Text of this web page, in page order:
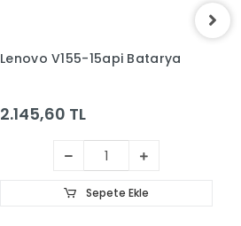
Lenovo V155-15api Batarya
2.145,60 TL
Sepete Ekle